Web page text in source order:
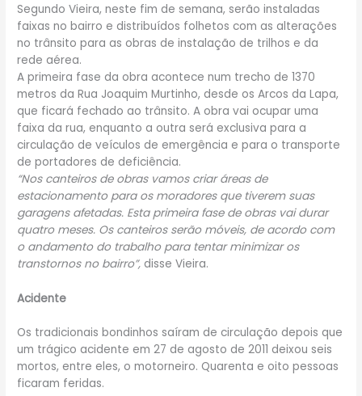
Segundo Vieira, neste fim de semana, serão instaladas
faixas no bairro e distribuídos folhetos com as alterações
no trânsito para as obras de instalação de trilhos e da
rede aérea.
A primeira fase da obra acontece num trecho de 1370
metros da Rua Joaquim Murtinho, desde os Arcos da Lapa,
que ficará fechado ao trânsito. A obra vai ocupar uma
faixa da rua, enquanto a outra será exclusiva para a
circulação de veículos de emergência e para o transporte
de portadores de deficiência.
“Nos canteiros de obras vamos criar áreas de
estacionamento para os moradores que tiverem suas
garagens afetadas. Esta primeira fase de obras vai durar
quatro meses. Os canteiros serão móveis, de acordo com
o andamento do trabalho para tentar minimizar os
transtornos no bairro”, disse Vieira.
Acidente
Os tradicionais bondinhos saíram de circulação depois que
um trágico acidente em 27 de agosto de 2011 deixou seis
mortos, entre eles, o motorneiro. Quarenta e oito pessoas
ficaram feridas.